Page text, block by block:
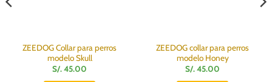
ZEEDOG Collar para perros
modelo Skull
S/.45.00
ZEEDOG collar para perros
modelo Honey
S/.45.00